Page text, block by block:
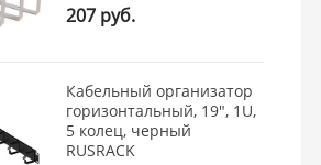
207 руб.
Кабельный организатор
горизонтальный, 19", 1U,
5 колец, черный
RUSRACK